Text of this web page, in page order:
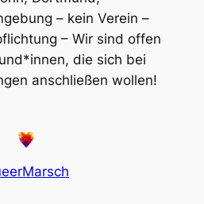
– kein Verein –
– Wir sind offen
die sich bei
anschließen wollen!